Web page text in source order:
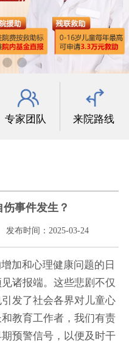
专家团队 来院路线
事件发生？
发布时间：2025-03-24
加和心理健康问题的日
诸报端。这些悲剧不仅
发了社会各界对儿童心
教育工作者，我们有责
预警信号，以便及时干